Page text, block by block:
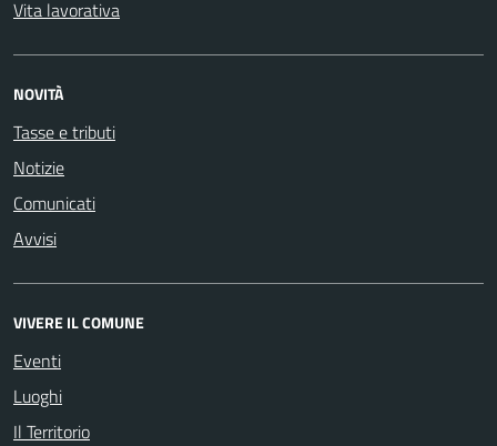
Vita lavorativa
NOVITÀ
Tasse e tributi
Notizie
Comunicati
Avvisi
VIVERE IL COMUNE
Eventi
Luoghi
Il Territorio